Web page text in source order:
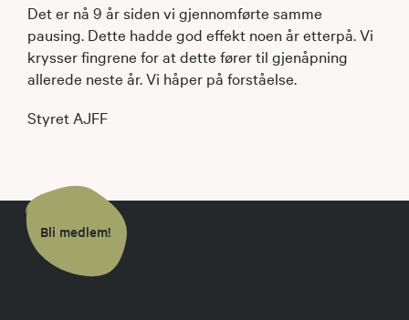
Det er nå 9 år siden vi gjennomførte samme
pausing. Dette hadde god effekt noen år etterpå. Vi
krysser fingrene for at dette fører til gjenåpning
allerede neste år. Vi håper på forståelse.
Styret AJFF
Bli medlem!